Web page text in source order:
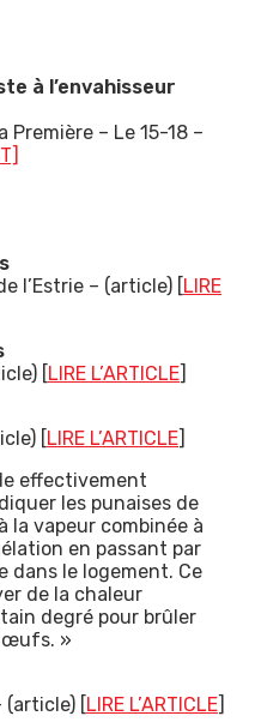
à l’envahisseur
– Le 15-18 –
l’Estrie – (article) [LIRE
[LIRE L’ARTICLE]
[LIRE L’ARTICLE]
effectivement
les punaises de
vapeur combinée à
en passant par
le logement. Ce
de la chaleur
degré pour brûler
œufs. »
(article) [LIRE L’ARTICLE]